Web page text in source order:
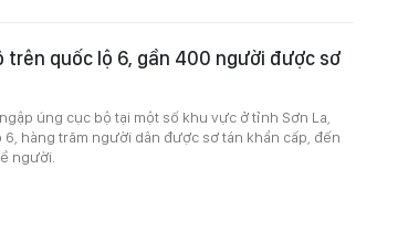
trên quốc lộ 6, gần 400 người được sơ
úng cục bộ tại một số khu vực ở tỉnh Sơn La,
hàng trăm người dân được sơ tán khẩn cấp, đến
người.